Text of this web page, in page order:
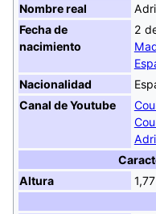
Nombre real
Fecha de
nacimiento
2
Nacionalidad
Canal de Youtube
Altura
1,77